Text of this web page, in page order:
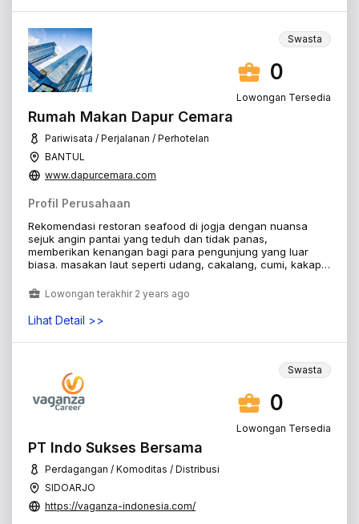
Swasta
0
Lowongan Tersedia
Rumah Makan Dapur Cemara
Pariwisata / Perjalanan / Perhotelan
BANTUL
www.dapurcemara.com
Profil Perusahaan
Rekomendasi restoran seafood di jogja dengan nuansa
sejuk angin pantai yang teduh dan tidak panas,
memberikan kenangan bagi para pengunjung yang luar
biasa. masakan laut seperti udang, cakalang, cumi, kakap,
enak yang harus dinikmati. Rumah Makan Dapur Cemara
berlokasi di Pantai Goa Cemara Bantul Jogjakarta, dengan
Mushola, MCK dan parkiran luas cocok untuk acara kumpul
bersama keluarga, baik outbound, gathering dan berbagai
event. Mari segera datang dan nikmati hidangan di Rumah
Lowongan terakhir 2 years ago
Lihat Detail >>
Swasta
0
Lowongan Tersedia
PT Indo Sukses Bersama
Perdagangan / Komoditas / Distribusi
SIDOARJO
https://vaganza-indonesia.com/